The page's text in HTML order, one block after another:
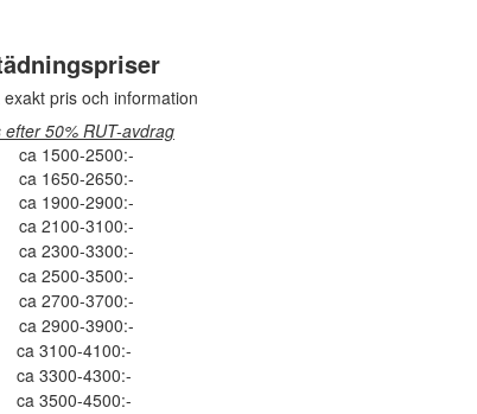
pris och information
efter 50% RUT-avdrag
ca 1500-2500:-
ca 1650-2650:-
ca 1900-2900:-
ca 2100-3100:-
ca 2300-3300:-
ca 2500-3500:-
ca 2700-3700:-
ca 2900-3900:-
ca 3100-4100:-
ca 3300-4300:-
ca 3500-4500:-